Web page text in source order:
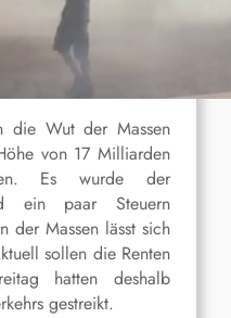
die Wut der Massen
von 17 Milliarden
Es wurde der
ein paar Steuern
der Massen lässt sich
sollen die Renten
hatten deshalb
gestreikt.